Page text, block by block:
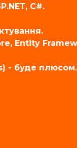
C#.
Entity
- буде плюсом.